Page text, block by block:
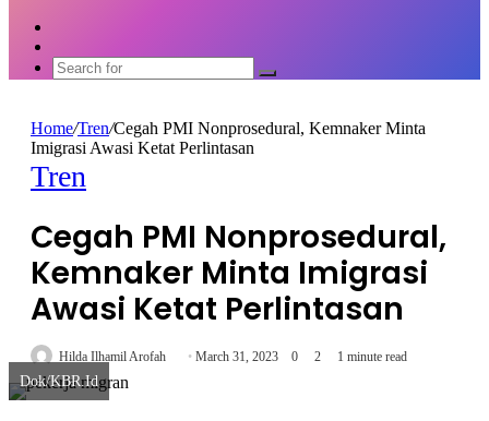
skin
Search
Home/Tren/Cegah PMI Nonprosedural, Kemnaker Minta
Imigrasi Awasi Ketat Perlintasan
Tren
Cegah PMI Nonprosedural,
Kemnaker Minta Imigrasi
Awasi Ketat Perlintasan
Hilda Ilhamil Arofah
Send March 31, 2023 0 2 1 minute read
Dok/KBR.Id